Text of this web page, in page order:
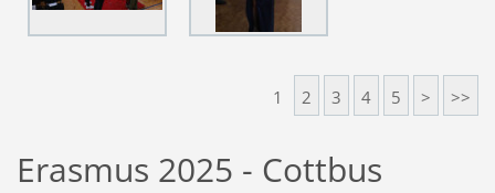
1 2 3 4 5 > >>
Erasmus 2025 - Cottbus